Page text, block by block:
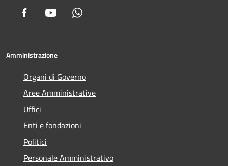
Facebook Youtube
Amministrazione
Organi di Governo
Aree Amministrative
Uffici
Enti e fondazioni
Politici
Personale Amministrativo